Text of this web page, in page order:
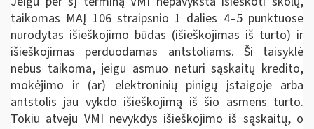
taikomas MAĮ 106 straipsnio 1 dalies 4–5 punktuose
nurodytas išieškojimo būdas (išieškojimas iš turto) ir
išieškojimas perduodamas antstoliams. Ši taisyklė
nebus taikoma, jeigu asmuo neturi sąskaitų kredito,
mokėjimo ir (ar) elektroninių pinigų įstaigoje arba
antstolis jau vykdo išieškojimą iš šio asmens turto.
Tokiu atveju VMI nevykdys išieškojimo iš sąskaitų, o